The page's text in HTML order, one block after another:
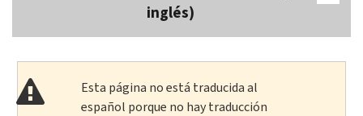
inglés)
Esta página no está traducida al
español porque no hay traducción